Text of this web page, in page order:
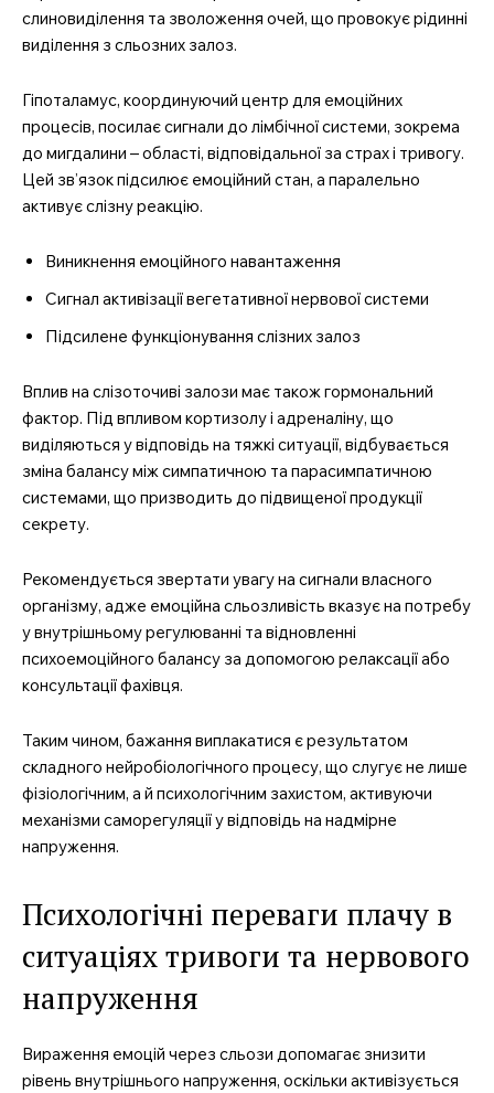
слиновиділення та зволоження очей, що провокує рідинні
виділення з сльозних залоз.
Гіпоталамус, координуючий центр для емоційних
процесів, посилає сигнали до лімбічної системи, зокрема
до мигдалини – області, відповідальної за страх і тривогу.
Цей зв’язок підсилює емоційний стан, а паралельно
активує слізну реакцію.
Виникнення емоційного навантаження
Сигнал активізації вегетативної нервової системи
Підсилене функціонування слізних залоз
Вплив на слізоточиві залози має також гормональний
фактор. Під впливом кортизолу і адреналіну, що
виділяються у відповідь на тяжкі ситуації, відбувається
зміна балансу між симпатичною та парасимпатичною
системами, що призводить до підвищеної продукції
секрету.
Рекомендується звертати увагу на сигнали власного
організму, адже емоційна сльозливість вказує на потребу
у внутрішньому регулюванні та відновленні
психоемоційного балансу за допомогою релаксації або
консультації фахівця.
Таким чином, бажання виплакатися є результатом
складного нейробіологічного процесу, що слугує не лише
фізіологічним, а й психологічним захистом, активуючи
механізми саморегуляції у відповідь на надмірне
напруження.
Психологічні переваги плачу в
ситуаціях тривоги та нервового
напруження
Вираження емоцій через сльози допомагає знизити
рівень внутрішнього напруження, оскільки активізується